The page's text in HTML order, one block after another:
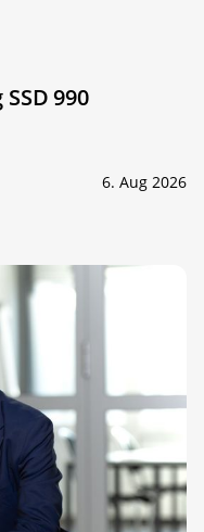
990
6. Aug 2026